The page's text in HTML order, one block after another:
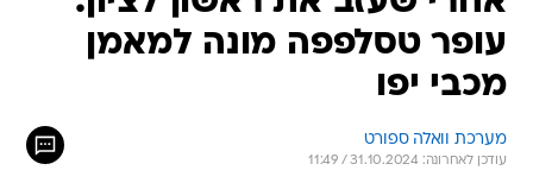
עופר טסלפפה מונה למאמן
מכבי יפו
מערכת וואלה ספורט
עודכן לאחרונה: 31.10.2024 / 11:49